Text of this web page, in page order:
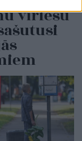
vīriešu